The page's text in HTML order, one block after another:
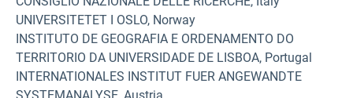
UNIVERSITETET I OSLO, Norway
INSTITUTO DE GEOGRAFIA E ORDENAMENTO DO
TERRITORIO DA UNIVERSIDADE DE LISBOA, Portugal
INTERNATIONALES INSTITUT FUER ANGEWANDTE